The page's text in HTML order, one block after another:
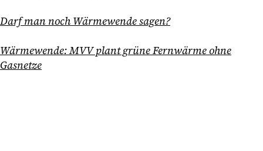
Darf man noch Wärmewende sagen?
Wärmewende: MVV plant grüne Fernwärme ohne
Gasnetze